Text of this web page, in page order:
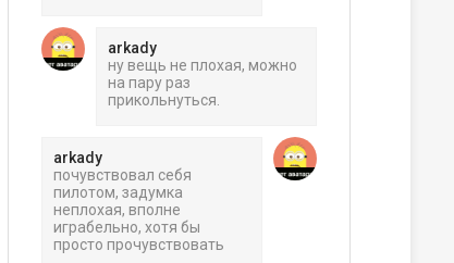
arkady
ну вещь не плохая, можно
на пару раз
прикольнуться.
arkady
почувствовал себя
пилотом, задумка
неплохая, вполне
играбельно, хотя бы
просто прочувствовать